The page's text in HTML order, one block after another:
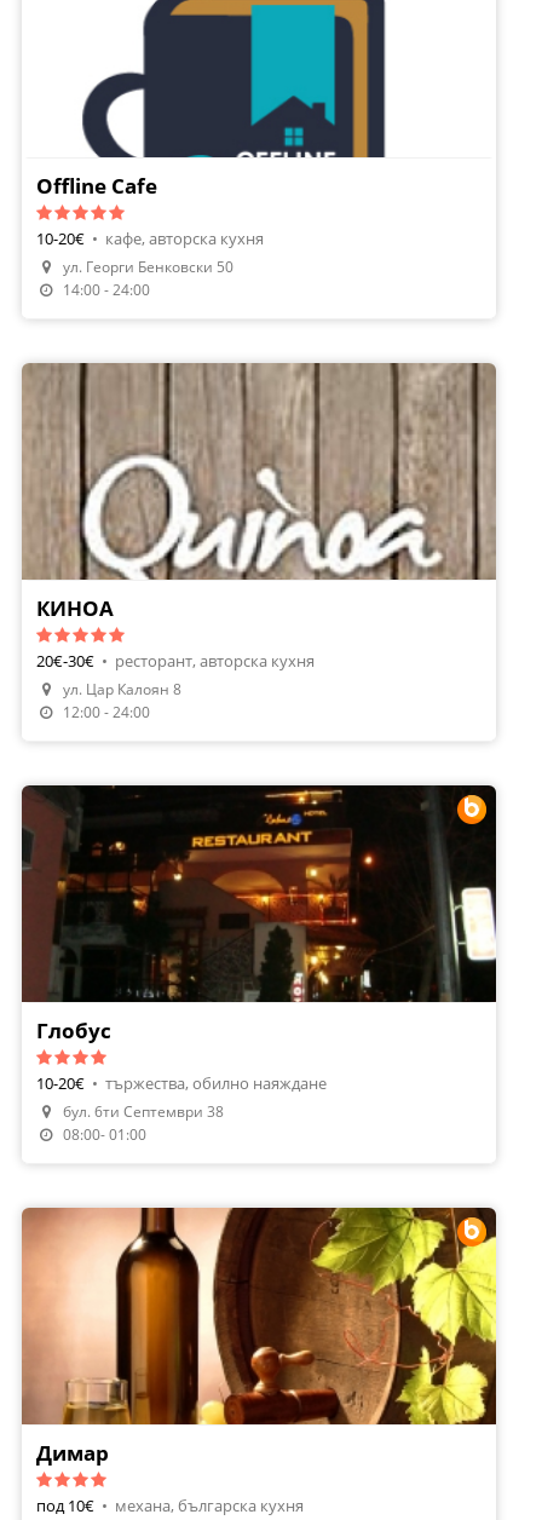
Направи Резервация
Offline Cafe
10-20€ • кафе, авторска кухня
ул. Георги Бенковски 50
14:00 - 24:00
КИНОА
20€-30€ • ресторант, авторска кухня
ул. Цар Калоян 8
12:00 - 24:00
Направи Резервация
Глобус
10-20€ • тържества, обилно наяждане
бул. 6ти Септември 38
08:00- 01:00
Димар
под 10€ • механа, българска кухня